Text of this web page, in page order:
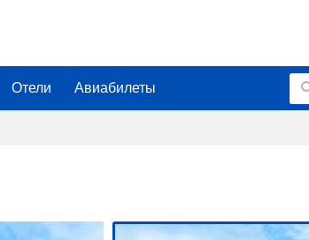
Отели Авиабилеты